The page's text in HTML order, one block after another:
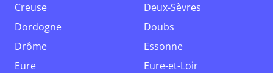
Creuse
Deux-Sèvres
Dordogne
Doubs
Drôme
Essonne
Eure
Eure-et-Loir